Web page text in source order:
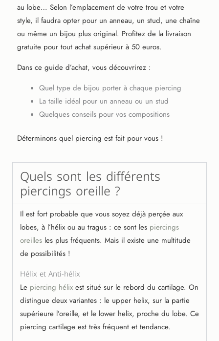
au lobe… Selon l’emplacement de votre trou et votre
style, il faudra opter pour un anneau, un stud, une chaîne
ou même un bijou plus original. Profitez de la livraison
gratuite pour tout achat supérieur à 50 euros.
Dans ce guide d’achat, vous découvrirez :
Quel type de bijou porter à chaque piercing
La taille idéal pour un anneau ou un stud
Quelques conseils pour vos compositions
Déterminons quel piercing est fait pour vous !
Quels sont les différents
piercings oreille ?
Il est fort probable que vous soyez déjà perçée aux
lobes, à l’hélix ou au tragus : ce sont les piercings
oreilles les plus fréquents. Mais il existe une multitude
de possibilités !
Hélix et Anti-hélix
Le piercing hélix est situé sur le rebord du cartilage. On
distingue deux variantes : le upper helix, sur la partie
supérieure l’oreille, et le lower helix, proche du lobe. Ce
piercing cartilage est très fréquent et tendance.